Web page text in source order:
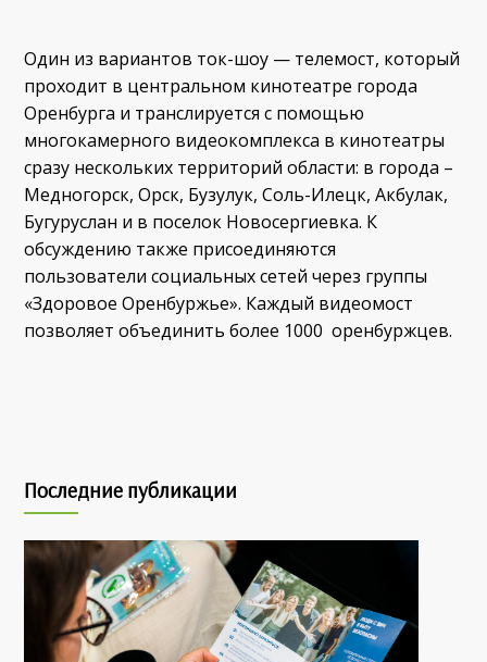
Один из вариантов ток-шоу — телемост, который
проходит в центральном кинотеатре города
Оренбурга и транслируется с помощью
многокамерного видеокомплекса в кинотеатры
сразу нескольких территорий области: в города –
Медногорск, Орск, Бузулук, Соль-Илецк, Акбулак,
Бугуруслан и в поселок Новосергиевка. К
обсуждению также присоединяются
пользователи социальных сетей через группы
«Здоровое Оренбуржье». Каждый видеомост
позволяет объединить более 1000 оренбуржцев.
Последние публикации